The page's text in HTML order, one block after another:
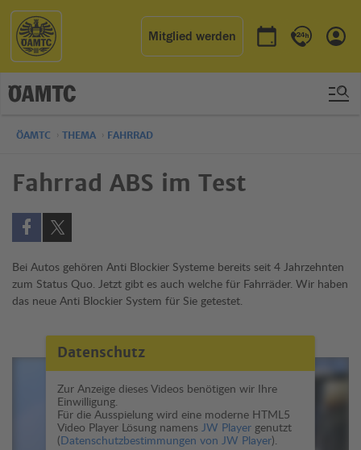
Mitglied werden
Termin buchen
Kontakt &
ÖAMTC THEMA FAHRRAD
Fahrrad ABS im Test
Auf Facebook teilen (öffnet in neuem Fenster)
Auf X teilen (öffnet in neuem Fenster)
Bei Autos gehören Anti Blockier Systeme bereits seit 4 Jahrzehnten
zum Status Quo. Jetzt gibt es auch welche für Fahrräder. Wir haben
das neue Anti Blockier System für Sie getestet.
Datenschutz
Zur Anzeige dieses Videos benötigen wir Ihre
Einwilligung.
Für die Ausspielung wird eine moderne HTML5
Video Player Lösung namens JW Playergenutzt
(Datenschutzbestimmungen von JW Player).